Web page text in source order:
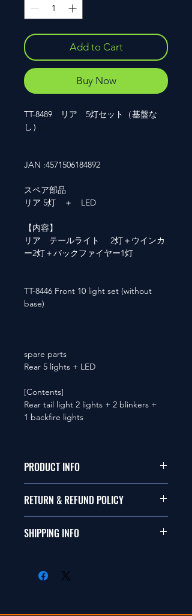
Add to Cart
Buy Now
TT-8489 リア 5灯セット（基盤な
し）
JAN :4571506184892
スペア部品
リア 5灯 ＋ LED
【内容】
リア テールライト 2灯＋ウインカ
ー2灯＋バックファイヤー1灯
TT-8446 Front 10 light set (without
base)
spare parts
Rear 5 lights + LED
[Contents]
Rear tail light 2 lights + 2 blinkers +
1 backfire lights
PRODUCT INFO
本品は1/10サイズのラジオコ
This items fit in with 1/10 sizes
RETURN & REFUND POLICY
商品に明らかな欠陥がないか
Clear faultless restrictive return
SHIPPING INFO
出荷します。海外への出荷は